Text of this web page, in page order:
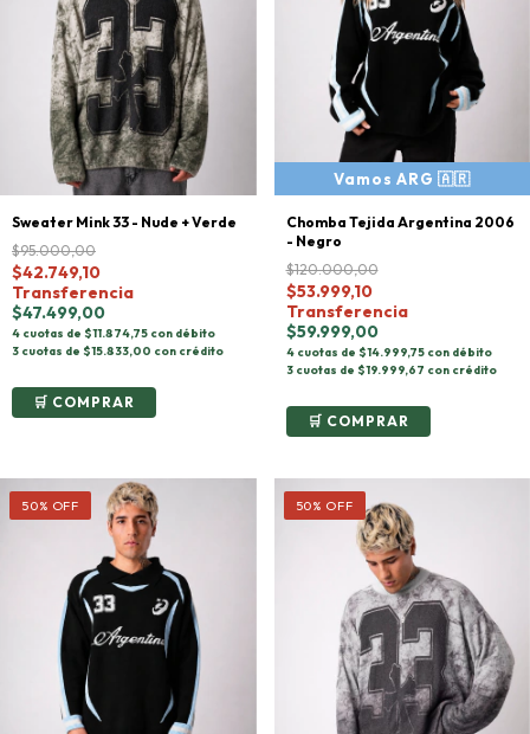
Sweater Mink 33 - Nude + Verde
$95.000,00
$42.749,10
Transferencia
$47.499,00
4 cuotas de $11.874,75 con débito
3 cuotas de $15.833,00 con crédito
COMPRAR
Chomba Tejida Argentina 2006
- Negro
$120.000,00
$53.999,10
Transferencia
$59.999,00
4 cuotas de $14.999,75 con débito
3 cuotas de $19.999,67 con crédito
COMPRAR
50% OFF 50% OFF